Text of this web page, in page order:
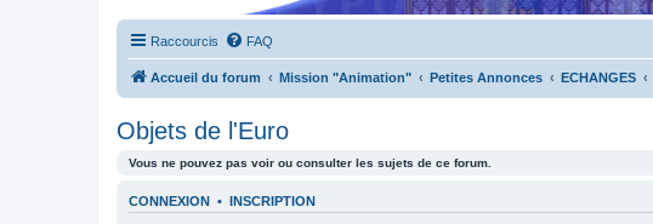
Raccourcis FAQ
Accueil du forum Mission "Animation" Petites Annonces ECHANGES
Objets de l'Euro
Vous ne pouvez pas voir ou consulter les sujets de ce forum.
CONNEXION • INSCRIPTION